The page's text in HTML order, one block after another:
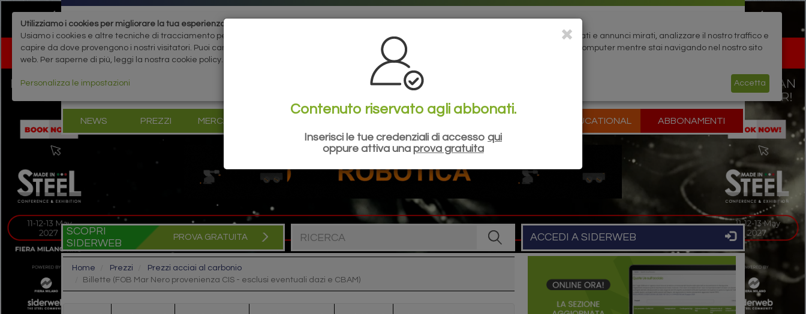
NEWS PREZZI MERCATI EDUCATIONAL ABBONAMENTI
SCOPRI
SIDERWEB
PROVA GRATUITA ACCEDI A SIDERWEB
Home Prezzi
Prezzi acciai al carbonio
Billette (FOB Mar Nero provenienza CIS - esclusi eventuali dazi e CBAM)
Utilizziamo i cookies per migliorare la tua esperienza
Usiamo i cookies e altre tecniche di tracciamento per migliorare la tua esperienza di navigazione sul nostro sito, mostrare contenuti personalizzati e annunci mirati, analizzare il nostro traffico e
capire da dove provengono i nostri visitatori. Puoi cambiare le tue impostazioni e rifiutare che alcuni tipi di cookies vengano memorizzati sul tuo computer mentre stai navigando nel nostro sito
web. Per saperne di più, leggi la nostra cookie policy.
Personalizza le impostazioni Accetta
Contenuto riservato agli abbonati.
Inserisci le tue credenziali di accesso qui
oppure attiva una prova gratuita